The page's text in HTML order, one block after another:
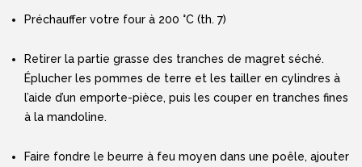
Préchauffer votre four à 200 °C (th. 7)
Retirer la partie grasse des tranches de magret séché.
Éplucher les pommes de terre et les tailler en cylindres à
l’aide d’un emporte-pièce, puis les couper en tranches fines
à la mandoline.
Faire fondre le beurre à feu moyen dans une poêle, ajouter